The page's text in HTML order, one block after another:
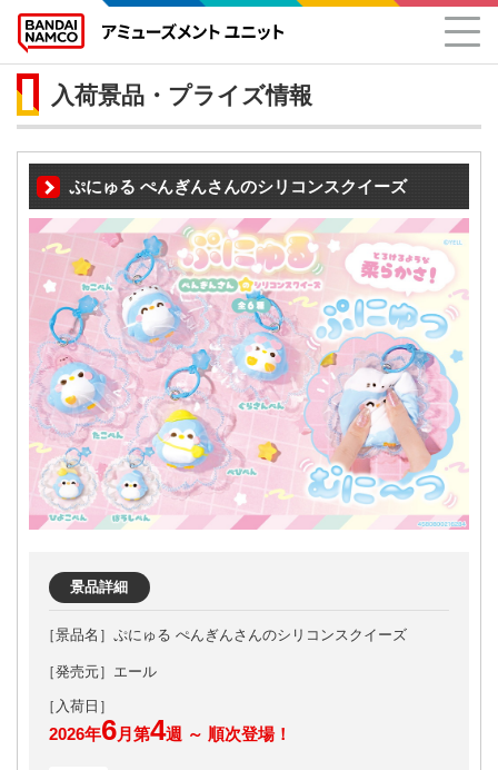
入荷景品・プライズ情報
ぷにゅる ぺんぎんさんのシリコンスクイーズ
景品詳細
ぷにゅる ぺんぎんさんのシリコンスクイーズ
［発売元］エール
2026年6月第4週 ～ 順次登場！